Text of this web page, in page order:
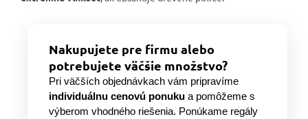
Nakupujete pre firmu alebo
potrebujete väčšie množstvo?
Pri väčších objednávkach vám pripravíme
individuálnu cenovú ponuku a pomôžeme s
výberom vhodného riešenia. Ponúkame regály